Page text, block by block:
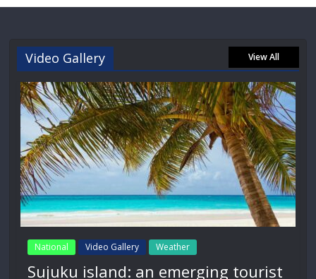
Video Gallery View All
National Video Gallery Weather
Sujuku island: an emerging tourist